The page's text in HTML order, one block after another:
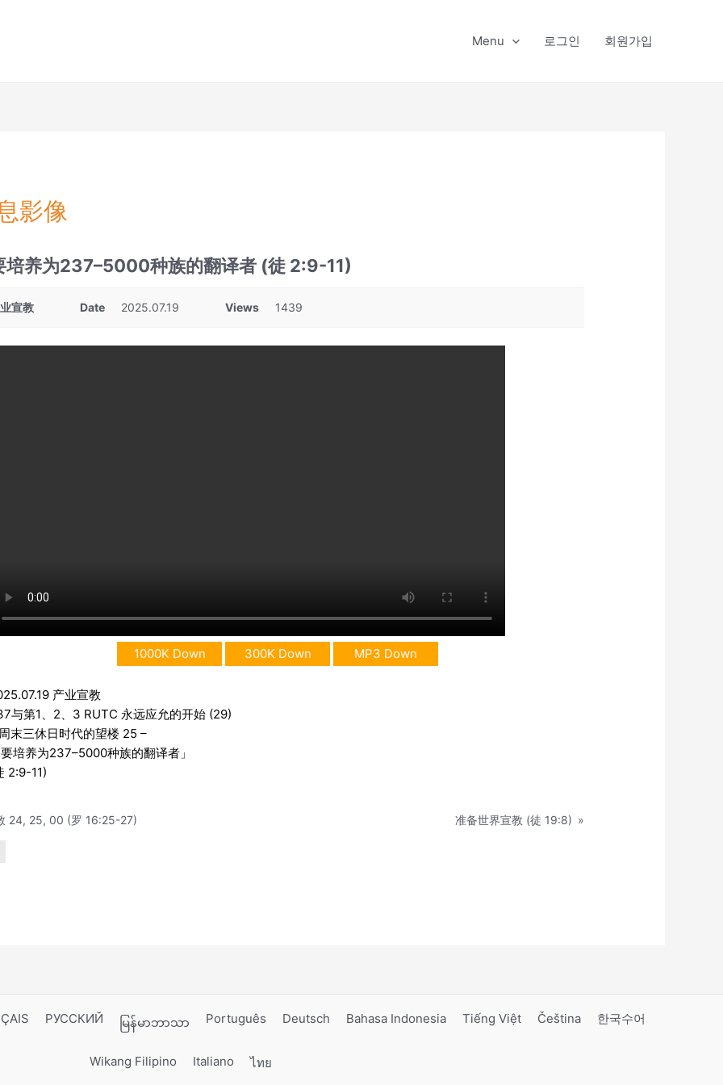
Menu 로그인 회원가입
影像
培养为237–5000种族的翻译者 (徒 2:9-11)
宣教 Date 2025.07.19 Views 1439
1000K Down 300K Down MP3 Down
产业宣教
与第1、2、3 RUTC 永远应允的开始 (29)
末三休日时代的望楼 25 –
培养为237–5000种族的翻译者」
2:9-11)
24, 25, 00 (罗 16:25-27) 准备世界宣教 (徒 19:8) »
РУССКИЙ မြန်မာဘာသာ Português Deutsch Bahasa Indonesia Tiếng Việt Čeština 한국수어
Wikang Filipino Italiano ไทย